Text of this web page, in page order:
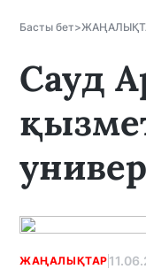
Басты бет>
Сауд
ЖАҢАЛЫҚТАР